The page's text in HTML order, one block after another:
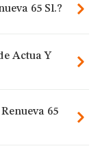
65 Sl.?
Actua Y
65